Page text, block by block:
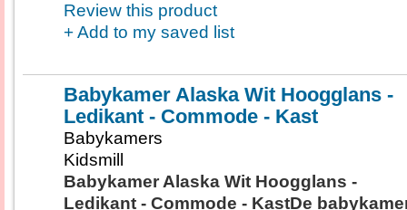
Review this product
+ Add to my saved list
Babykamer Alaska Wit Hoogglans -
Ledikant - Commode - Kast
Babykamers
Kidsmill
Babykamer Alaska Wit Hoogglans -
Ledikant - Commode - KastDe